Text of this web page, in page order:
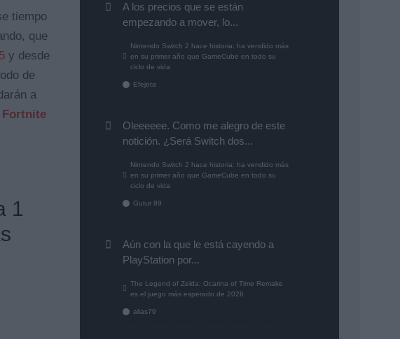
tiempo
que
y desde
de
a
Fortnite
1
A los precios que se están
empezando a mover, lo...
Nintendo Switch 2 hace historia: ha vendido más
en su primer año que GameCube en todo su
ciclo de vida
Efejota
Oleeeeee. Como me alegro de este
notición. ¿Será Switch dos...
Nintendo Switch 2 hace historia: ha vendido más
en su primer año que GameCube en todo su
ciclo de vida
Gutur 89
Aún con la que le está cayendo a
PlayStation por...
The Legend of Zelda: Ocarina of Time Remake
es el juego más esperado de 2026
alias79